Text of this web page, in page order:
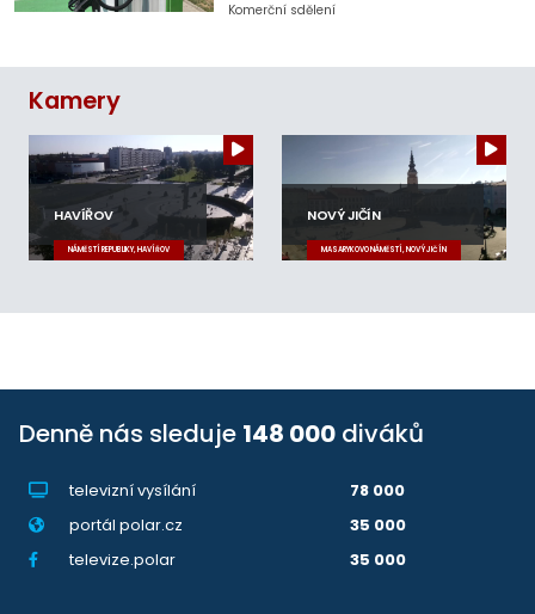
Komerční sdělení
Kamery
HAVÍŘOV
NÁMĚSTÍ REPUBLIKY, HAVÍŘOV
NOVÝ JIČÍN
MASARYKOVO NÁMĚSTÍ, NOVÝ JIČÍN
Denně nás sleduje 148 000 diváků
televizní vysílání
78 000
portál polar.cz
35 000
televize.polar
35 000